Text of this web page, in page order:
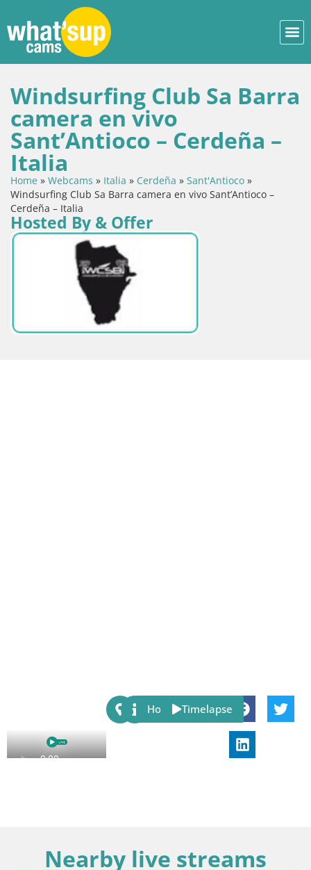
Windsurfing Club Sa Barra
camera en vivo
Sant’Antioco – Cerdeña –
Italia
Home » Webcams » Italia » Cerdeña » Sant'Antioco »
Windsurfing Club Sa Barra camera en vivo Sant’Antioco –
Cerdeña – Italia
Hosted By & Offer
Share:
Host Timelapse
Nearby live streams